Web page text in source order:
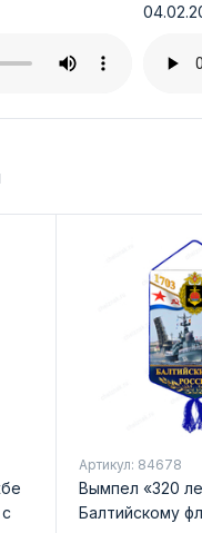
Артикул: 84678
Вымпел «320
Балтийскому